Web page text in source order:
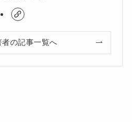
者の記事一覧へ